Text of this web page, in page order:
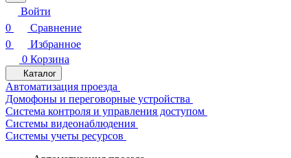
Войти
0
Сравнение
0
Избранное
0 Корзина
Каталог
Автоматизация проезда
Домофоны и переговорные устройства
Система контроля и управления доступом
Системы видеонаблюдения
Системы учеты ресурсов